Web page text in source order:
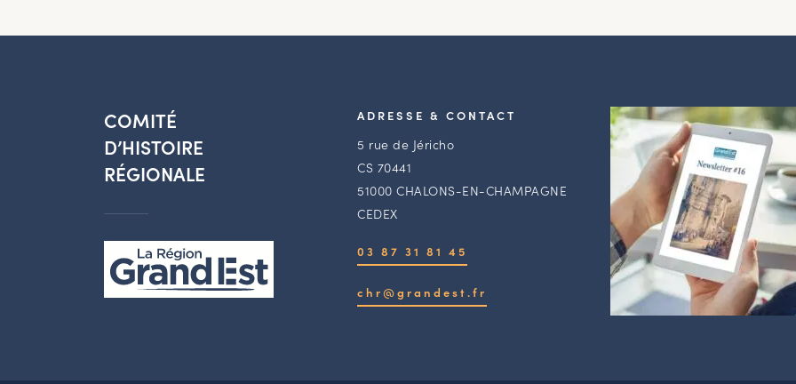
COMITÉ
D’HISTOIRE
RÉGIONALE
ADRESSE & CONTACT
5 rue de Jéricho
CS 70441
51000 CHALONS-EN-CHAMPAGNE
CEDEX
03 87 31 81 45
chr@grandest.fr